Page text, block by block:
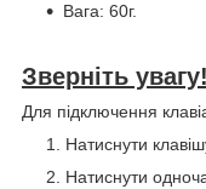
Вага: 60г.
Зверніть увагу!
Для підключення
Натиснути
Натиснути